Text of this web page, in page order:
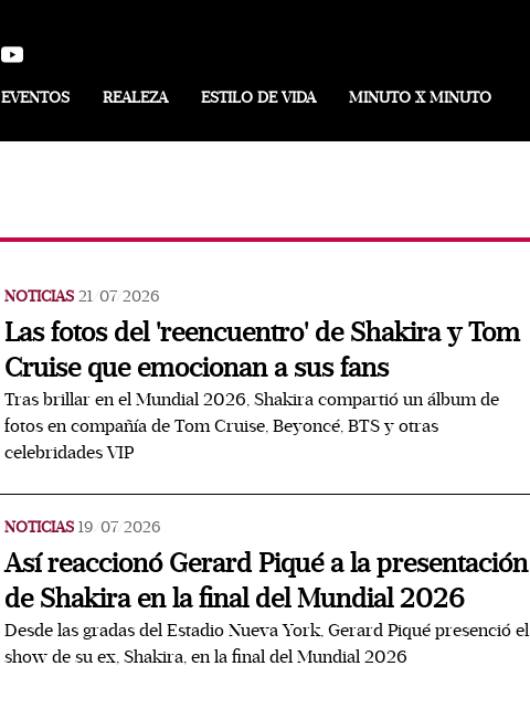
EVENTOS REALEZA ESTILO DE VIDA MINUTO X MINUTO
NOTICIAS 21/07/2026
Las fotos del 'reencuentro' de Shakira y Tom
Cruise que emocionan a sus fans
Tras brillar en el Mundial 2026, Shakira compartió un álbum de
fotos en compañía de Tom Cruise, Beyoncé, BTS y otras
celebridades VIP
NOTICIAS 19/07/2026
Así reaccionó Gerard Piqué a la presentación
de Shakira en la final del Mundial 2026
Desde las gradas del Estadio Nueva York, Gerard Piqué presenció el
show de su ex, Shakira, en la final del Mundial 2026